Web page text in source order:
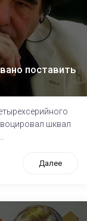
поставить
шквал
Далее